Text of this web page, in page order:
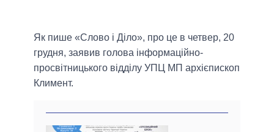
Як пише «Слово і Діло», про це в четвер, 20
грудня, заявив голова інформаційно-
просвітницького відділу УПЦ МП архієпископ
Климент.